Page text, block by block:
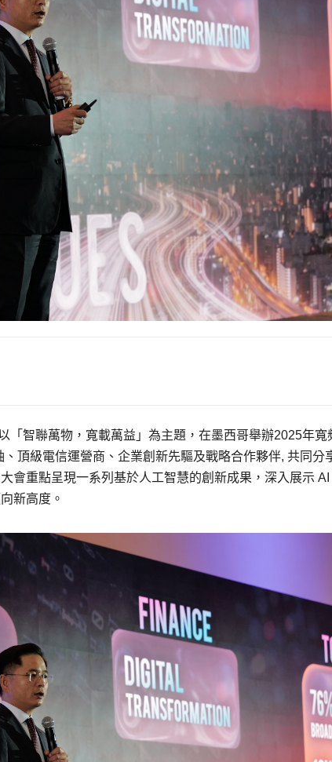
「智聯萬物，寬載萬益」為主題，在墨西哥舉辦2025年寬
頂級電信運營商、企業創新先驅及戰略合作夥伴, 共同分
會重點呈現一系列基於人工智慧的創新成果，深入展示 AI
新高度。